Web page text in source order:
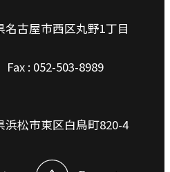
第三者に提供しま
の個人情報を第三者
供する情報は必要
報の管理を義務付
な監督を行いま
古屋市西区丸野1丁目
: 052-503-8989
松市東区白鳥町820-4